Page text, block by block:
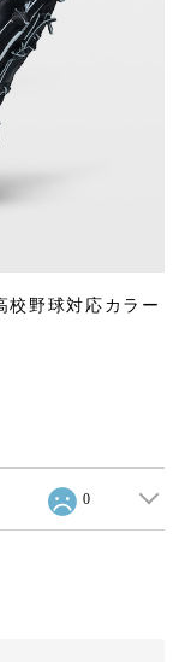
校野球対応カラー
0